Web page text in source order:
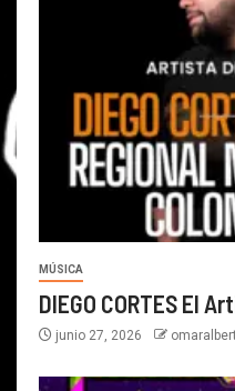
MÚSICA
DIEGO CORTES El
junio 27, 2026